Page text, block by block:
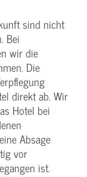
sind nicht
Bei
wir die
Die
direkt ab. Wir
Hotel bei
Absage
vor
ist.